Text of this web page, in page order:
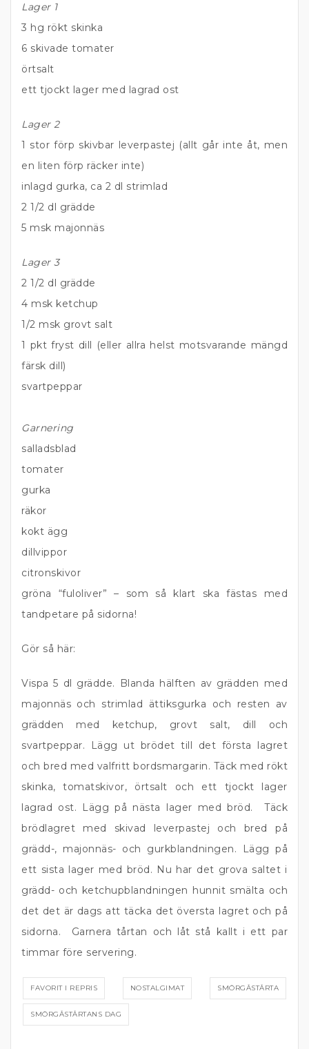
Lager 1
3 hg rökt skinka
6 skivade tomater
örtsalt
ett tjockt lager med lagrad ost
Lager 2
1 stor förp skivbar leverpastej (allt går inte åt, men
en liten förp räcker inte)
inlagd gurka, ca 2 dl strimlad
2 1/2 dl grädde
5 msk majonnäs
Lager 3
2 1/2 dl grädde
4 msk ketchup
1/2 msk grovt salt
1 pkt fryst dill (eller allra helst motsvarande mängd
färsk dill)
svartpeppar
Garnering
salladsblad
tomater
gurka
räkor
kokt ägg
dillvippor
citronskivor
gröna “fuloliver” – som så klart ska fästas med
tandpetare på sidorna!
Gör så här:
Vispa 5 dl grädde. Blanda hälften av grädden med
majonnäs och strimlad ättiksgurka och resten av
grädden med ketchup, grovt salt, dill och
svartpeppar. Lägg ut brödet till det första lagret
och bred med valfritt bordsmargarin. Täck med rökt
skinka, tomatskivor, örtsalt och ett tjockt lager
lagrad ost. Lägg på nästa lager med bröd. Täck
brödlagret med skivad leverpastej och bred på
grädd-, majonnäs- och gurkblandningen. Lägg på
ett sista lager med bröd. Nu har det grova saltet i
grädd- och ketchupblandningen hunnit smälta och
det det är dags att täcka det översta lagret och på
sidorna. Garnera tårtan och låt stå kallt i ett par
timmar före servering.
FAVORIT I REPRIS NOSTALGIMAT SMÖRGÅSTÅRTA
SMÖRGÅSTÅRTANS DAG